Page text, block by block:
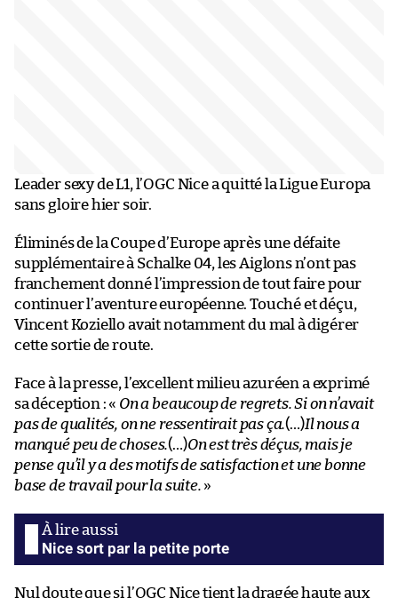
Leader sexy de L1, l’OGC Nice a quitté la Ligue Europa
sans gloire hier soir.
Éliminés de la Coupe d’Europe après une défaite
supplémentaire à Schalke 04, les Aiglons n’ont pas
franchement donné l’impression de tout faire pour
continuer l’aventure européenne. Touché et déçu,
Vincent Koziello avait notamment du mal à digérer
cette sortie de route.
Face à la presse, l’excellent milieu azuréen a exprimé
sa déception : « On a beaucoup de regrets. Si on n’avait
pas de qualités, on ne ressentirait pas ça.(…)Il nous a
manqué peu de choses.(…)On est très déçus, mais je
pense qu’il y a des motifs de satisfaction et une bonne
base de travail pour la suite. »
Nice sort par la petite porte
Nul doute que si l’OGC Nice tient la dragée haute aux